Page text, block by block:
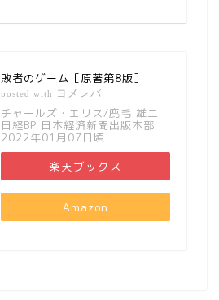
敗者のゲーム［原著第8版］
posted with ヨメレバ
チャールズ・エリス/鹿毛 雄二
日経BP 日本経済新聞出版本部
2022年01月07日頃
楽天ブックス
Amazon